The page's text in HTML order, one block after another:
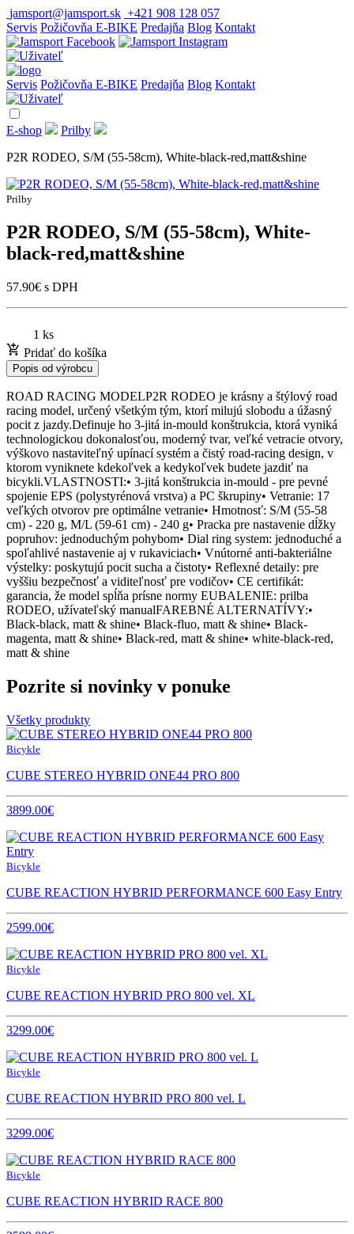
jamsport@jamsport.sk +421 908 128 057
Servis Požičovňa E-BIKE Predajňa Blog Kontakt
Servis Požičovňa E-BIKE Predajňa Blog Kontakt
E-shop
Prilby
P2R RODEO, S/M (55-58cm), White-black-red,matt&shine
Prilby
P2R RODEO, S/M (55-58cm), White-
black-red,matt&shine
57.90€ s DPH
1 ks
Pridať do košíka
Popis od výrobcu
ROAD RACING MODELP2R RODEO je krásny a štýlový road
racing model, určený všetkým tým, ktorí milujú slobodu a úžasný
pocit z jazdy.Definuje ho 3-jitá in-mould konštrukcia, ktorá vyniká
technologickou dokonalosťou, moderný tvar, veľké vetracie otvory,
výškovo nastaviteľný upínací systém a čistý road-racing design, v
ktorom vyniknete kdekoľvek a kedykoľvek budete jazdiť na
bicykli.VLASTNOSTI:• 3-jitá konštrukcia in-mould - pre pevné
spojenie EPS (polystyrénová vrstva) a PC škrupiny• Vetranie: 17
veľkých otvorov pre optimálne vetranie• Hmotnosť: S/M (55-58
cm) - 220 g, M/L (59-61 cm) - 240 g• Pracka pre nastavenie dĺžky
popruhov: jednoduchým pohybom• Dial ring system: jednoduché a
spoľahlivé nastavenie aj v rukaviciach• Vnútorné anti-bakteriálne
výstelky: poskytujú pocit sucha a čistoty• Reflexné detaily: pre
vyššiu bezpečnosť a viditeľnosť pre vodičov• CE certifikát:
garancia, že model spĺňa prísne normy EUBALENIE: prilba
RODEO, užívateľský manualFAREBNÉ ALTERNATÍVY:•
Black-black, matt & shine• Black-fluo, matt & shine• Black-
magenta, matt & shine• Black-red, matt & shine• white-black-red,
matt & shine
Pozrite si novinky v ponuke
Všetky produkty
Bicykle
CUBE STEREO HYBRID ONE44 PRO 800
3899.00€
Bicykle
CUBE REACTION HYBRID PERFORMANCE 600 Easy Entry
2599.00€
Bicykle
CUBE REACTION HYBRID PRO 800 vel. XL
3299.00€
Bicykle
CUBE REACTION HYBRID PRO 800 vel. L
3299.00€
Bicykle
CUBE REACTION HYBRID RACE 800